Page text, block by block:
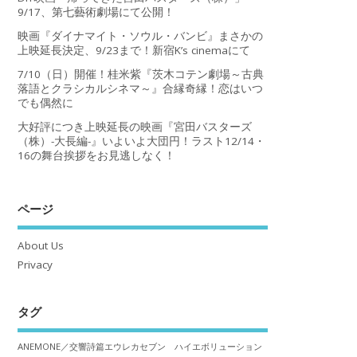
9/17、第七藝術劇場にて公開！
映画『ダイナマイト・ソウル・バンビ』まさかの
上映延長決定、9/23まで！新宿K’s cinemaにて
7/10（日）開催！桂米紫『茨木コテン劇場～古典
落語とクラシカルシネマ～』合縁奇縁！恋はいつ
でも偶然に
大好評につき上映延長の映画『宮田バスターズ
（株）-大長編-』いよいよ大団円！ラスト12/14・
16の舞台挨拶をお見逃しなく！
ページ
About Us
Privacy
タグ
ANEMONE／交響詩篇エウレカセブン ハイエボリューション